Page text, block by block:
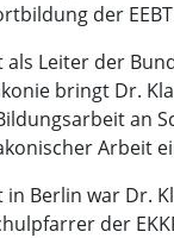
der
als Leiter der
bringt Dr.
an
Arbeit
Berlin war Dr.
der